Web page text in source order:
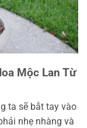
Mộc Lan Từ
ta sẽ bắt tay vào
nhẹ nhàng và